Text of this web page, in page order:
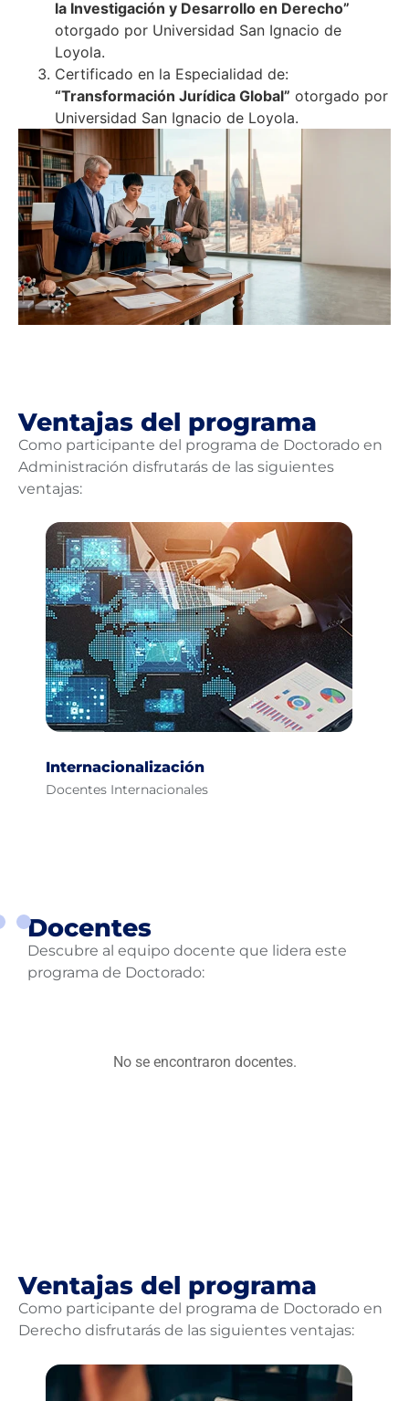
la Investigación y Desarrollo en Derecho”
otorgado por Universidad San Ignacio de
Loyola.
Certificado en la Especialidad de:
“Transformación Jurídica Global” otorgado por
Universidad San Ignacio de Loyola.
Ventajas del programa
Como participante del programa de Doctorado en
Administración disfrutarás de las siguientes
ventajas:
Internacionalización
Docentes Internacionales
Docentes
Descubre al equipo docente que lidera este
programa de Doctorado:
No se encontraron docentes.
Ventajas del programa
Como participante del programa de Doctorado en
Derecho disfrutarás de las siguientes ventajas: